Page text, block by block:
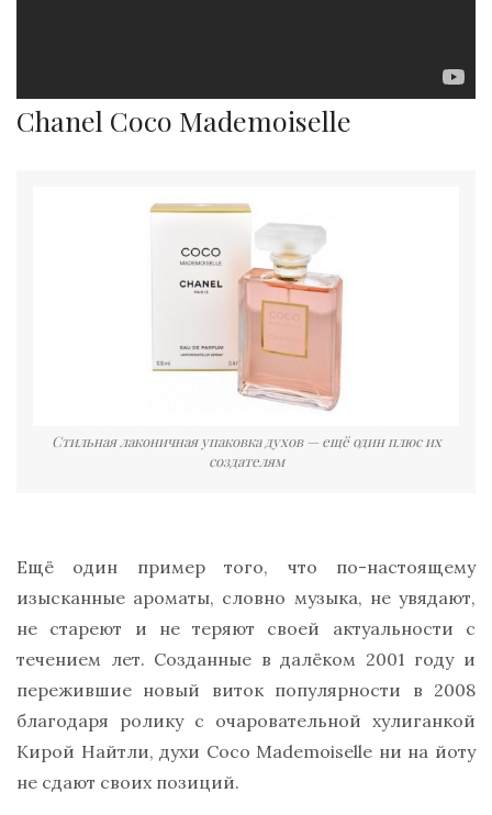
Chanel Coco Mademoiselle
Стильная лаконичная упаковка духов — ещё один плюс их
создателям
Ещё один пример того, что по-настоящему
изысканные ароматы, словно музыка, не увядают,
не стареют и не теряют своей актуальности с
течением лет. Созданные в далёком 2001 году и
пережившие новый виток популярности в 2008
благодаря ролику с очаровательной хулиганкой
Кирой Найтли, духи Coco Mademoiselle ни на йоту
не сдают своих позиций.